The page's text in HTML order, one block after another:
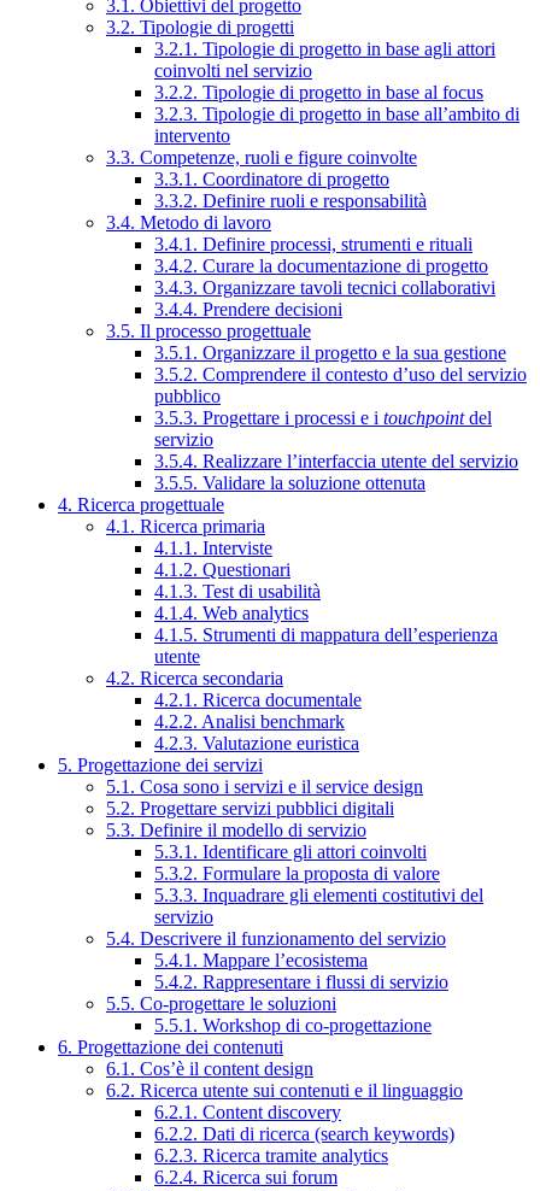
3.1. Obiettivi del progetto
3.2. Tipologie di progetti
3.2.1. Tipologie di progetto in base agli attori
coinvolti nel servizio
3.2.2. Tipologie di progetto in base al focus
3.2.3. Tipologie di progetto in base all’ambito di
intervento
3.3. Competenze, ruoli e figure coinvolte
3.3.1. Coordinatore di progetto
3.3.2. Definire ruoli e responsabilità
3.4. Metodo di lavoro
3.4.1. Definire processi, strumenti e rituali
3.4.2. Curare la documentazione di progetto
3.4.3. Organizzare tavoli tecnici collaborativi
3.4.4. Prendere decisioni
3.5. Il processo progettuale
3.5.1. Organizzare il progetto e la sua gestione
3.5.2. Comprendere il contesto d’uso del servizio
pubblico
3.5.3. Progettare i processi e i touchpointdel
servizio
3.5.4. Realizzare l’interfaccia utente del servizio
3.5.5. Validare la soluzione ottenuta
4. Ricerca progettuale
4.1. Ricerca primaria
4.1.1. Interviste
4.1.2. Questionari
4.1.3. Test di usabilità
4.1.4. Web analytics
4.1.5. Strumenti di mappatura dell’esperienza
utente
4.2. Ricerca secondaria
4.2.1. Ricerca documentale
4.2.2. Analisi benchmark
4.2.3. Valutazione euristica
5. Progettazione dei servizi
5.1. Cosa sono i servizi e il service design
5.2. Progettare servizi pubblici digitali
5.3. Definire il modello di servizio
5.3.1. Identificare gli attori coinvolti
5.3.2. Formulare la proposta di valore
5.3.3. Inquadrare gli elementi costitutivi del
servizio
5.4. Descrivere il funzionamento del servizio
5.4.1. Mappare l’ecosistema
5.4.2. Rappresentare i flussi di servizio
5.5. Co-progettare le soluzioni
5.5.1. Workshop di co-progettazione
6. Progettazione dei contenuti
6.1. Cos’è il content design
6.2. Ricerca utente sui contenuti e il linguaggio
6.2.1. Content discovery
6.2.2. Dati di ricerca (search keywords)
6.2.3. Ricerca tramite analytics
6.2.4. Ricerca sui forum